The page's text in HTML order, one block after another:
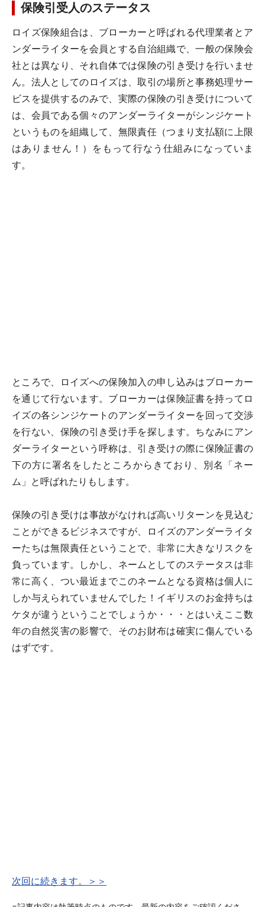
保険引受人のステータス
ロイズ保険組合は、ブローカーと呼ばれる代理業者とア
ンダーライターを会員とする自治組織で、一般の保険会
社とは異なり、それ自体では保険の引き受けを行いませ
ん。法人としてのロイズは、取引の場所と事務処理サー
ビスを提供するのみで、実際の保険の引き受けについて
は、会員である個々のアンダーライターがシンジケート
というものを組織して、無限責任（つまり支払額に上限
はありません！）をもって行なう仕組みになっていま
す。
ところで、ロイズへの保険加入の申し込みはブローカー
を通じて行ないます。ブローカーは保険証書を持ってロ
イズの各シンジケートのアンダーライターを回って交渉
を行ない、保険の引き受け手を探します。ちなみにアン
ダーライターという呼称は、引き受けの際に保険証書の
下の方に署名をしたところからきており、別名「ネー
ム」と呼ばれたりもします。
保険の引き受けは事故がなければ高いリターンを見込む
ことができるビジネスですが、ロイズのアンダーライタ
ーたちは無限責任ということで、非常に大きなリスクを
負っています。しかし、ネームとしてのステータスは非
常に高く、つい最近までこのネームとなる資格は個人に
しか与えられていませんでした！イギリスのお金持ちは
ケタが違うということでしょうか・・・とはいえここ数
年の自然災害の影響で、そのお財布は確実に傷んでいる
はずです。
次回に続きます。＞＞